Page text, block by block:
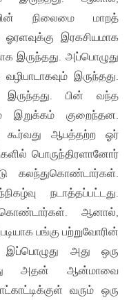
பின் நிலைமை மாறத்
இரகசியமாக
இருந்தது. அப்பொழுது
இருந்தது.
பின் வந்த
இறுக்கம் குறைந்தன.
ஆபத்தற்ற ஓர்
பொருந்திரளானோர்
கலந்துகொண்டார்கள்.
நடாத்தப்பட்டது.
ஆனால்,
பங்கு பற்றுவோரின்
அது ஒரு
அதன் ஆன்மாவை
வரும் ஒரு